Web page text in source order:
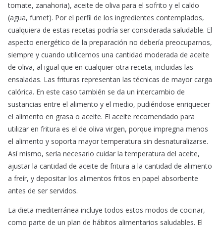
tomate, zanahoria), aceite de oliva para el sofrito y el caldo
(agua, fumet). Por el perfil de los ingredientes contemplados,
cualquiera de estas recetas podría ser considerada saludable. El
aspecto energético de la preparación no debería preocuparnos,
siempre y cuando utilicemos una cantidad moderada de aceite
de oliva, al igual que en cualquier otra receta, incluidas las
ensaladas. Las frituras representan las técnicas de mayor carga
calórica. En este caso también se da un intercambio de
sustancias entre el alimento y el medio, pudiéndose enriquecer
el alimento en grasa o aceite. El aceite recomendado para
utilizar en fritura es el de oliva virgen, porque impregna menos
el alimento y soporta mayor temperatura sin desnaturalizarse.
Así mismo, sería necesario cuidar la temperatura del aceite,
ajustar la cantidad de aceite de fritura a la cantidad de alimento
a freír, y depositar los alimentos fritos en papel absorbente
antes de ser servidos.
La dieta mediterránea incluye todos estos modos de cocinar,
como parte de un plan de hábitos alimentarios saludables. El